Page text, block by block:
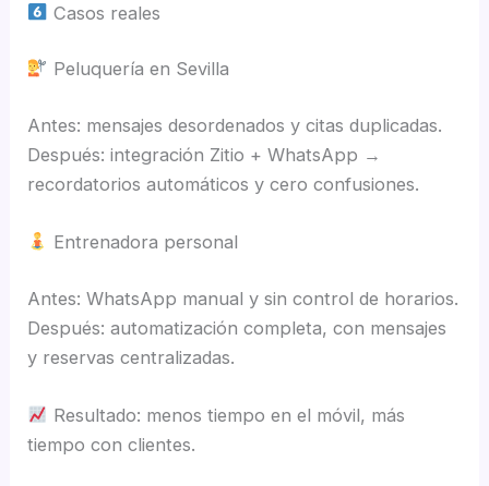
Casos reales
Peluquería en Sevilla
Antes: mensajes desordenados y citas duplicadas.
Después: integración Zitio + WhatsApp →
recordatorios automáticos y cero confusiones.
Entrenadora personal
Antes: WhatsApp manual y sin control de horarios.
Después: automatización completa, con mensajes
y reservas centralizadas.
Resultado: menos tiempo en el móvil, más
tiempo con clientes.